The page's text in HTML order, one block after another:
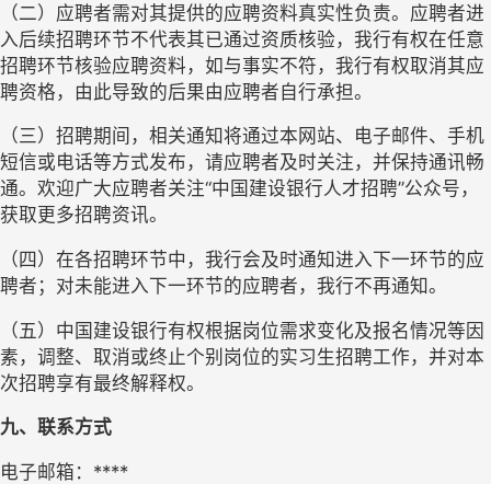
（二）应聘者需对其提供的应聘资料真实性负责。应聘者进
入后续招聘环节不代表其已通过资质核验，我行有权在任意
招聘环节核验应聘资料，如与事实不符，我行有权取消其应
聘资格，由此导致的后果由应聘者自行承担。
（三）招聘期间，相关通知将通过本网站、电子邮件、手机
短信或电话等方式发布，请应聘者及时关注，并保持通讯畅
通。欢迎广大应聘者关注“中国建设银行人才招聘”公众号，
获取更多招聘资讯。
（四）在各招聘环节中，我行会及时通知进入下一环节的应
聘者；对未能进入下一环节的应聘者，我行不再通知。
（五）中国建设银行有权根据岗位需求变化及报名情况等因
素，调整、取消或终止个别岗位的实习生招聘工作，并对本
次招聘享有最终解释权。
九、联系方式
电子邮箱：****